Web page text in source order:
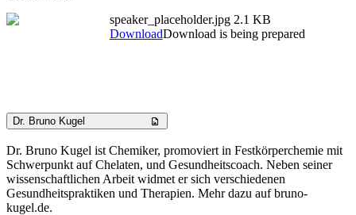
speaker_placeholder.jpg 2.1 KB
DownloadDownload is being prepared
Dr. Bruno Kugel
Dr. Bruno Kugel ist Chemiker, promoviert in Festkörperchemie mit
Schwerpunkt auf Chelaten, und Gesundheitscoach. Neben seiner
wissenschaftlichen Arbeit widmet er sich verschiedenen
Gesundheitspraktiken und Therapien. Mehr dazu auf bruno-
kugel.de.